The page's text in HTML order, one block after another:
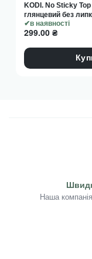
в наявності
KODI. No Sticky
глянцевий без
299.00 ₴
Наша